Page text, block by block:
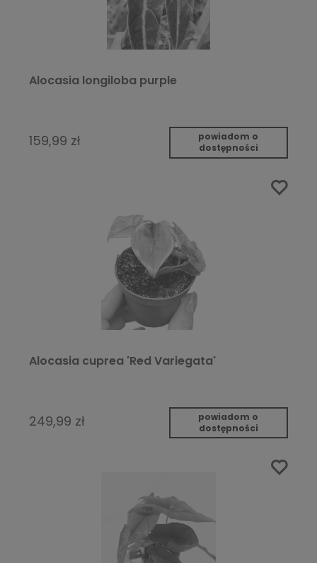
Alocasia longiloba purple
159,99 zł
powiadom o
dostępności
Alocasia cuprea 'Red Variegata'
249,99 zł
powiadom o
dostępności